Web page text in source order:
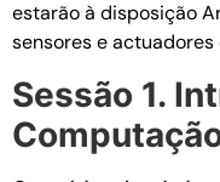
estarão à disposição
sen­so­res e
Sessão 1.